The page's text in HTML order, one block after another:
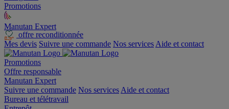
Promotions
Manutan Expert
offre reconditionnée
Mes devis Suivre une commande Nos services Aide et contact
Promotions
Offre responsable
Manutan Expert
Suivre une commande Nos services Aide et contact
Bureau et télétravail